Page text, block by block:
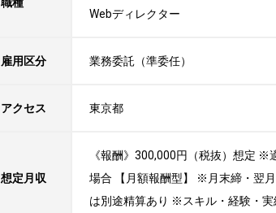
Webディレクター
雇用区分 業務委託（準委任）
アクセス 東京都
想定月収
《報酬》300,000円（税抜）想定
場合 【月額報酬型】 ※月末締・翌
は別途精算あり ※スキル・経験・